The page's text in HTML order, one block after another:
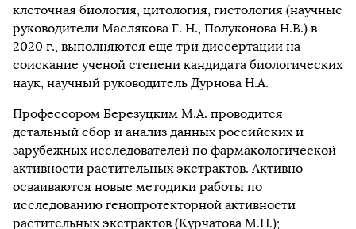
клеточная биология, цитология, гистология (научные
руководители Маслякова Г. Н., Полуконова Н.В.) в
2020 г., выполняются еще три диссертации на
соискание ученой степени кандидата биологических
наук, научный руководитель Дурнова Н.А.
Профессором Березуцким М.А. проводится
детальный сбор и анализ данных российских и
зарубежных исследователей по фармакологической
активности растительных экстрактов. Активно
осваиваются новые методики работы по
исследованию генопротекторной активности
растительных экстрактов (Курчатова М.Н.);